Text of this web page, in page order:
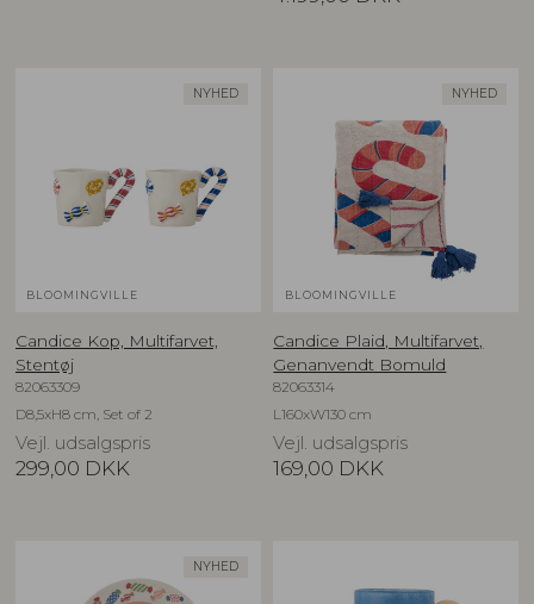
NYHED
BLOOMINGVILLE
Candice Kop, Multifarvet,
Stentøj
82063309
D8,5xH8 cm, Set of 2
Vejl. udsalgspris
299,00 DKK
NYHED
BLOOMINGVILLE
Candice Plaid, Multifarvet,
Genanvendt Bomuld
82063314
L160xW130 cm
Vejl. udsalgspris
169,00 DKK
NYHED